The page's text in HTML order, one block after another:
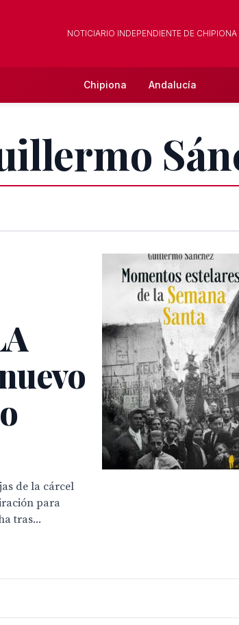
NOTICIARIO INDEPENDIENTE DE CHIPIONA
Chipiona Andalucía
de la cárcel
para
tras...